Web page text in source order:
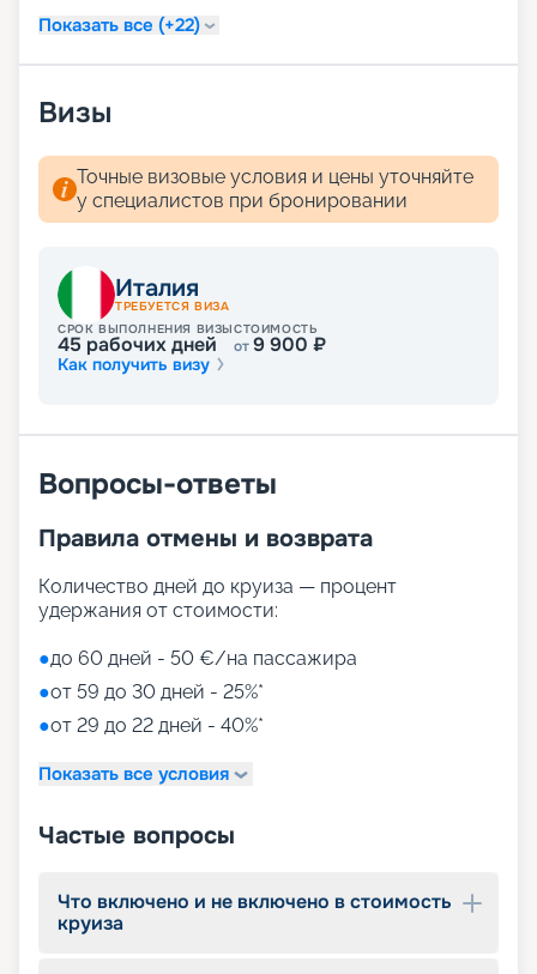
каюты. Вас ожидают Барселона, Рио-де-
города! Счастливого плавания!
Показать все (+22)
Визы
Точные визовые условия и цены уточняйте
у специалистов при бронировании
Италия
ТРЕБУЕТСЯ ВИЗА
СРОК ВЫПОЛНЕНИЯ ВИЗЫ
45 рабочих дней
СТОИМОСТЬ
от9 900 ₽
Как получить визу
Вопросы-ответы
Правила отмены и возврата
Количество дней до круиза — процент
удержания от стоимости:
●до 60 дней - 50 €/на пассажира
●от 59 до 30 дней - 25%*
●от 29 до 22 дней - 40%*
Показать все условия
Частые вопросы
Что включено и не включено в стоимость
круиза